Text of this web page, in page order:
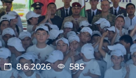
8.6.2026 585